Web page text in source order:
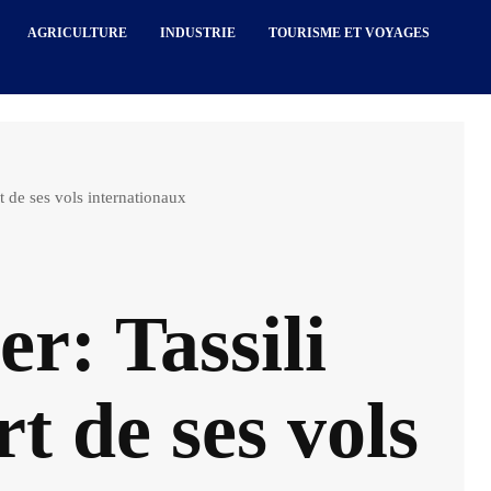
AGRICULTURE INDUSTRIE TOURISME ET VOYAGES
de ses vols internationaux
Tassili
de ses vols